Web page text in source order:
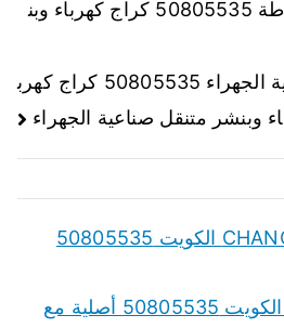
كهربائي سيارات غرناطة 50805535 كراج كهرباء وبن
كهربائي سيارات صناعية الجهراء 50805535 كراج كهرب
اء وبنشر متنقل صناعية الجهراء
قطع غيار شانجان CHANGAN الكويت 50805535
قطع غيار دومي Domi الكويت 50805535 أصلية مع